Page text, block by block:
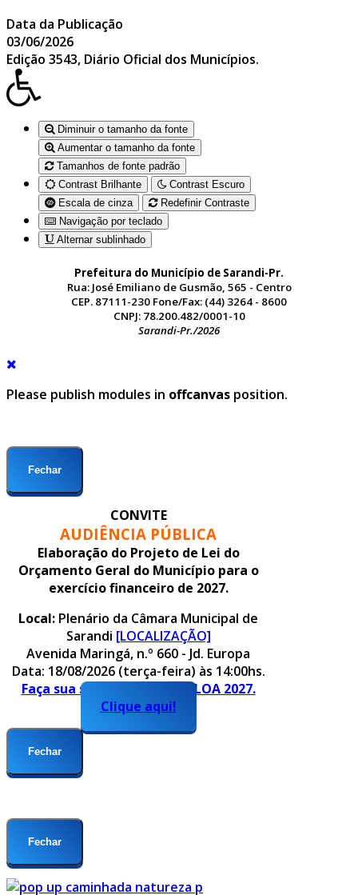
Data da Publicação
03/06/2026
Edição 3543, Diário Oficial dos Municípios.
Diminuir o tamanho da fonte
Aumentar o tamanho da fonte
Tamanhos de fonte padrão
Contrast Brilhante
Contrast Escuro
Escala de cinza
Redefinir Contraste
Navigação por teclado
Alternar sublinhado
Prefeitura do Município de Sarandi-Pr.
Rua: José Emiliano de Gusmão, 565 - Centro
CEP. 87111-230 Fone/Fax: (44) 3264 - 8600
CNPJ: 78.200.482/0001-10
Sarandi-Pr./2026
Please publish modules in offcanvas position.
Fechar
CONVITE
AUDIÊNCIA PÚBLICA
Elaboração do Projeto de Lei do
Orçamento Geral do Município para o
exercício financeiro de 2027.
Local: Plenário da Câmara Municipal de
Sarandi [LOCALIZAÇÃO]
Avenida Maringá, n.º 660 - Jd. Europa
Data: 18/08/2026 (terça-feira) às 14:00hs.
Faça sua sugestão para o PLOA 2027.
Clique aqui!
Fechar
Fechar